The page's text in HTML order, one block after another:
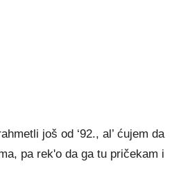
još od ‘92., al’ ćujem da
pa rek'o da ga tu pričekam i